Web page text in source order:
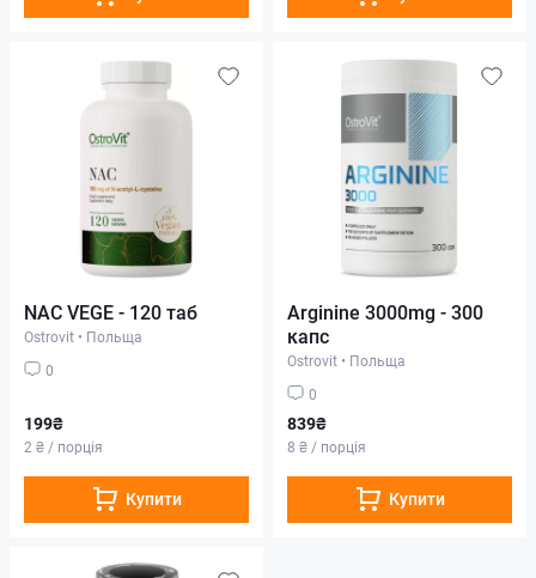
NAC VEGE - 120 таб
Ostrovit • Польща
0
199₴
2 ₴ / порція
Купити
Arginine 3000mg - 300
капс
Ostrovit • Польща
0
839₴
8 ₴ / порція
Купити